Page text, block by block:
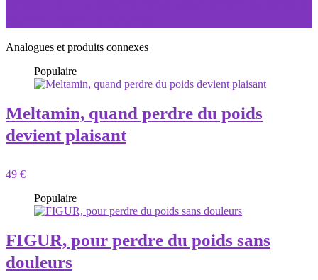
Analogues et produits connexes
Populaire
Meltamin, quand perdre du poids
devient plaisant
49 €
Populaire
FIGUR, pour perdre du poids sans
douleurs